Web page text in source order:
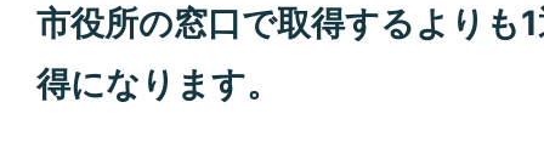
市役所の窓口で取得するよりも
得になります。